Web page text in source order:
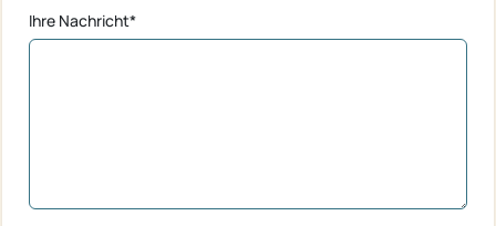
Ihre Nachricht*